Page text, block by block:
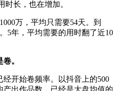
时长，也在增加。
万，平均只需要54天。到
5年，平均需要的用时翻了近10
。
开始卷频率。以抖音上的500
出作品数，已经是大盘均值的